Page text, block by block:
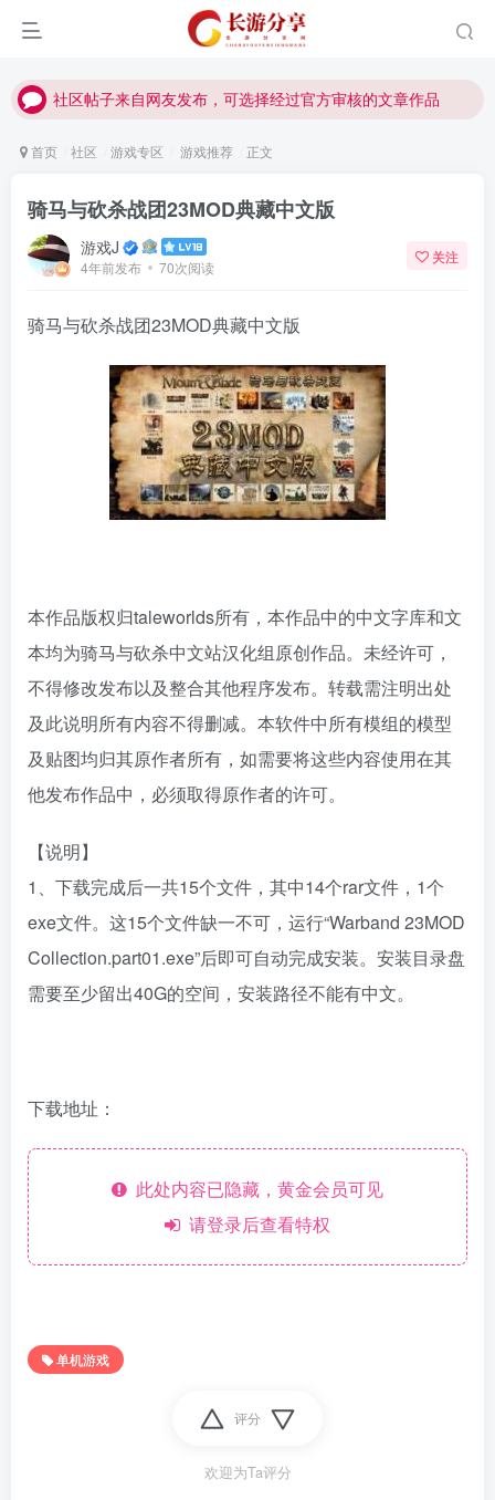
社区帖子来自网友发布，可选择经过官方审核的文章作品
社区帖子来自网友发布，可选择经过官方审核的文章作品
首页 社区 游戏专区 游戏推荐 正文
骑马与砍杀战团23MOD典藏中文版
游戏J
4年前发布 70次阅读
关注
骑马与砍杀战团23MOD典藏中文版
本作品版权归taleworlds所有，本作品中的中文字库和文
本均为骑马与砍杀中文站汉化组原创作品。未经许可，
不得修改发布以及整合其他程序发布。转载需注明出处
及此说明所有内容不得删减。本软件中所有模组的模型
及贴图均归其原作者所有，如需要将这些内容使用在其
他发布作品中，必须取得原作者的许可。
【说明】
1、下载完成后一共15个文件，其中14个rar文件，1个
exe文件。这15个文件缺一不可，运行“Warband 23MOD
Collection.part01.exe”后即可自动完成安装。安装目录盘
需要至少留出40G的空间，安装路径不能有中文。
下载地址：
此处内容已隐藏，黄金会员可见
请登录后查看特权
单机游戏
评分
欢迎为Ta评分